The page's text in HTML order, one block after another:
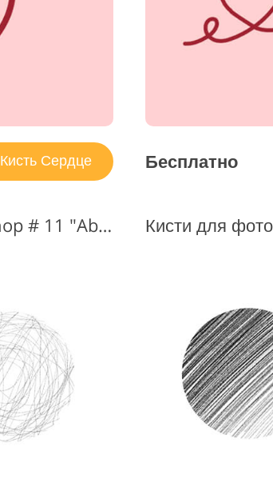
Кисть Сердце Бесплатно
Бесплатные кисти для Photoshop # 11 "Abstraction"